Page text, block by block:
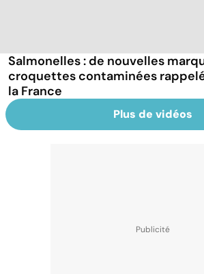
Salmonelles : de nouvelles
croquettes contaminées
la France
Plus de vidéos